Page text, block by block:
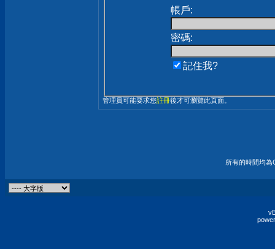
帳戶:
密碼:
記住我?
管理員可能要求您註冊後才可瀏覽此頁面。
所有的時間均為